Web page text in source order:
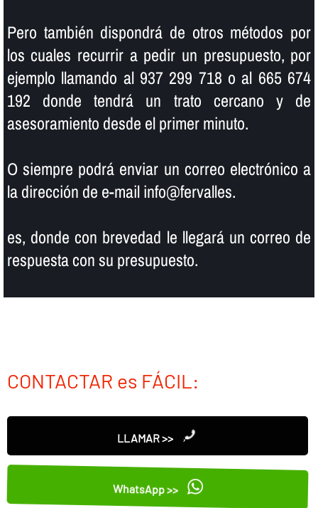
Pero también dispondrá de otros métodos por
los cuales recurrir a pedir un presupuesto, por
ejemplo llamando al 937 299 718 o al 665 674
192 donde tendrá un trato cercano y de
asesoramiento desde el primer minuto.
O siempre podrá enviar un correo electrónico a
la dirección de e-mail info@fervalles.
es, donde con brevedad le llegará un correo de
respuesta con su presupuesto.
CONTACTAR es FÁCIL:
LLAMAR >>
WhatsApp >>